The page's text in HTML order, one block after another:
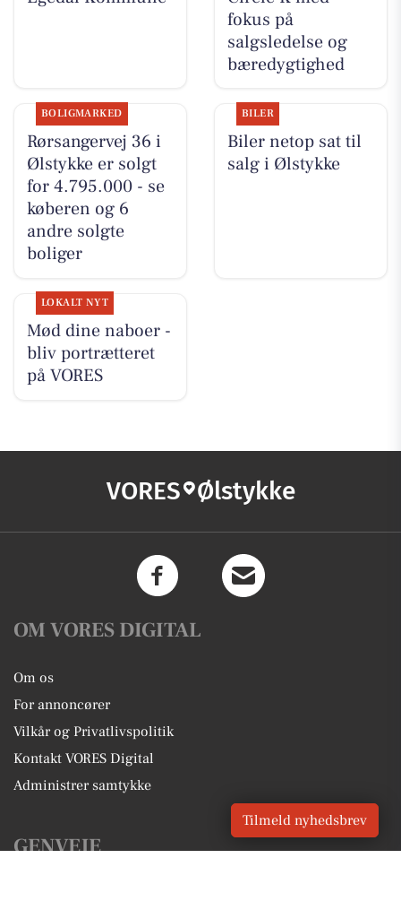
fokus på
salgsledelse og
bæredygtighed
BOLIGMARKED
Rørsangervej 36 i
Ølstykke er solgt
for 4.795.000 - se
køberen og 6
andre solgte
boliger
BILER
Biler netop sat til
salg i Ølstykke
LOKALT NYT
Mød dine naboer -
bliv portrætteret
på VORES
VORES Ølstykke
OM VORES DIGITAL
Om os
For annoncører
Vilkår og Privatlivspolitik
Kontakt VORES Digital
Administrer samtykke
GENVEJE
Tilmeld nyhedsbrev